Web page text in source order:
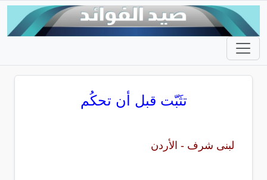
تثَبّت قبل أن تحكُم
لبنى شرف - الأردن